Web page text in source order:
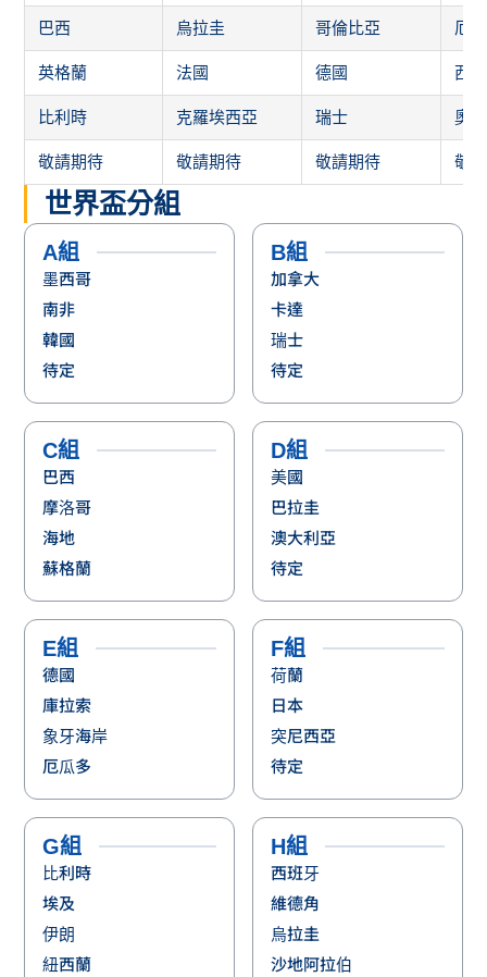
巴西 烏拉圭 哥倫比亞 厄
英格蘭 法國 德國 西
比利時 克羅埃西亞 瑞士 奧
敬請期待 敬請期待 敬請期待 敬
世界盃分組
A組
墨西哥
南非
韓國
待定
B組
加拿大
卡達
瑞士
待定
C組
巴西
摩洛哥
海地
蘇格蘭
D組
美國
巴拉圭
澳大利亞
待定
E組
德國
庫拉索
象牙海岸
厄瓜多
F組
荷蘭
日本
突尼西亞
待定
G組
比利時
埃及
伊朗
紐西蘭
H組
西班牙
維德角
烏拉圭
沙地阿拉伯